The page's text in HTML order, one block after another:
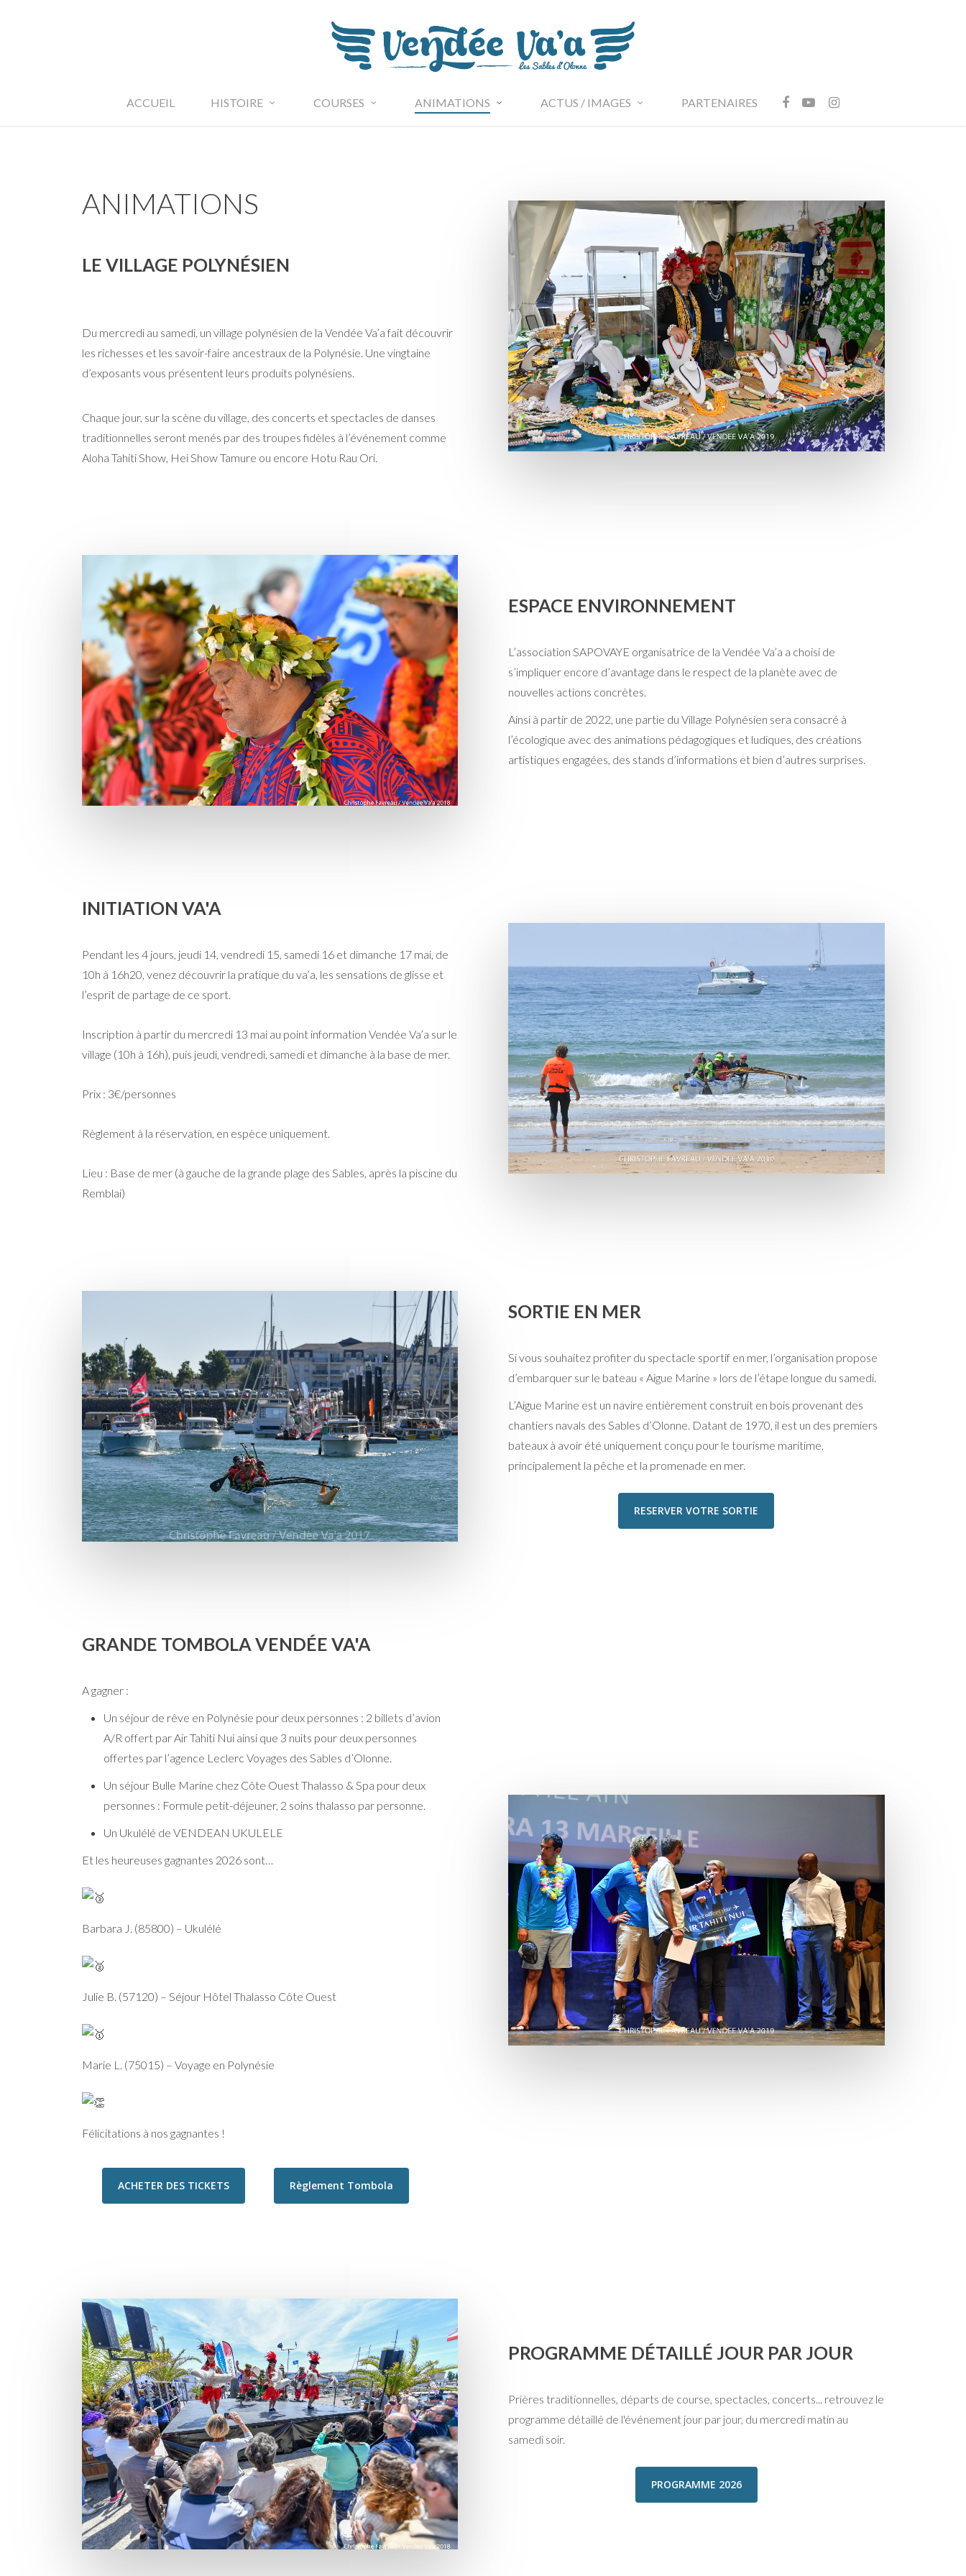
ACCUEIL HISTOIRE COURSES ANIMATIONS ACTUS / IMAGES PARTENAIRES FACEBOOK
YOUTUBEINSTAGRAM
ANIMATIONS
LE VILLAGE POLYNÉSIEN
Du mercredi au samedi, un village polynésien de la Vendée Va’a fait découvrir
les richesses et les savoir-faire ancestraux de la Polynésie. Une vingtaine
d’exposants vous présentent leurs produits polynésiens.
Chaque jour, sur la scène du village, des concerts et spectacles de danses
traditionnelles seront menés par des troupes fidèles à l’événement comme
Aloha Tahiti Show, Hei Show Tamure ou encore Hotu Rau Ori.
ESPACE ENVIRONNEMENT
L’association SAPOVAYE organisatrice de la Vendée Va’a a choisi de
s’impliquer encore d’avantage dans le respect de la planète avec de
nouvelles actions concrètes.
Ainsi à partir de 2022, une partie du Village Polynésien sera consacré à
l’écologique avec des animations pédagogiques et ludiques, des créations
artistiques engagées, des stands d’informations et bien d’autres surprises.
INITIATION VA'A
Pendant les 4 jours, jeudi 14, vendredi 15, samedi 16 et dimanche 17 mai, de
10h à 16h20, venez découvrir la pratique du va’a, les sensations de glisse et
l’esprit de partage de ce sport.
Inscription à partir du mercredi 13 mai au point information Vendée Va’a sur le
village (10h à 16h), puis jeudi, vendredi, samedi et dimanche à la base de mer.
Prix : 3€/personnes
Règlement à la réservation, en espèce uniquement.
Lieu : Base de mer (à gauche de la grande plage des Sables, après la piscine du
Remblai)
SORTIE EN MER
Si vous souhaitez profiter du spectacle sportif en mer, l’organisation propose
d’embarquer sur le bateau « Aigue Marine » lors de l’étape longue du samedi.
L’Aigue Marine est un navire entièrement construit en bois provenant des
chantiers navals des Sables d’Olonne. Datant de 1970, il est un des premiers
bateaux à avoir été uniquement conçu pour le tourisme maritime,
principalement la pêche et la promenade en mer.
RESERVER VOTRE SORTIE
GRANDE TOMBOLA VENDÉE VA'A
A gagner :
Un séjour de rêve en Polynésie pour deux personnes : 2 billets d’avion
A/R offert par Air Tahiti Nui ainsi que 3 nuits pour deux personnes
offertes par l’agence Leclerc Voyages des Sables d’Olonne.
Un séjour Bulle Marine chez Côte Ouest Thalasso & Spa pour deux
personnes : Formule petit-déjeuner, 2 soins thalasso par personne.
Un Ukulélé de VENDEAN UKULELE
Et les heureuses gagnantes 2026 sont…
Barbara J. (85800) – Ukulélé
Julie B. (57120) – Séjour Hôtel Thalasso Côte Ouest
Marie L. (75015) – Voyage en Polynésie
Félicitations à nos gagnantes !
ACHETER DES TICKETS Règlement Tombola
PROGRAMME DÉTAILLÉ JOUR PAR JOUR
Prières traditionnelles, départs de course, spectacles, concerts... retrouvez le
programme détaillé de l'événement jour par jour, du mercredi matin au
samedi soir.
PROGRAMME 2026